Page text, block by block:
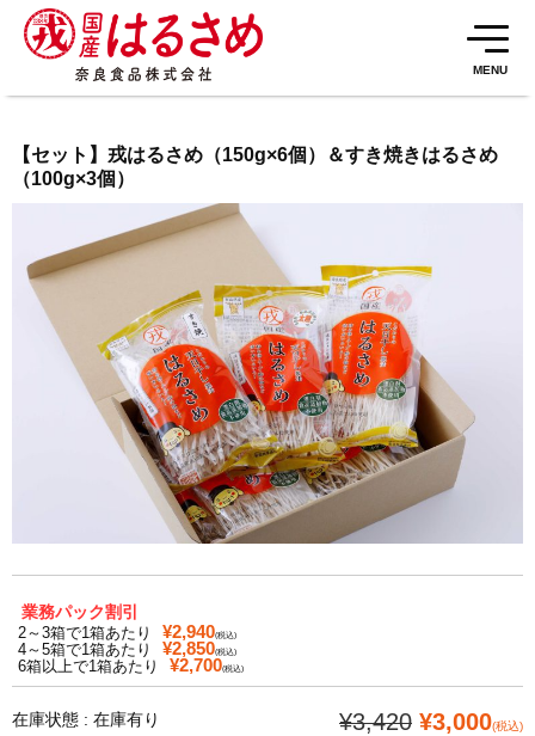
MENU
【セット】戎はるさめ（150g×6個）＆すき焼きはるさめ
（100g×3個）
業務パック割引
2～3箱で1箱あたり ¥2,940(税込)
4～5箱で1箱あたり ¥2,850(税込)
6箱以上で1箱あたり ¥2,700(税込)
在庫状態 : 在庫有り ¥3,420 ¥3,000(税込)